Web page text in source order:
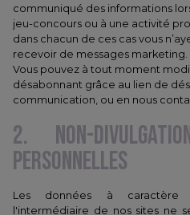
communiqué des informations
jeu-concours ou à une activité
dans chacun de ces cas vous
recevoir de messages marketing.
Vous pouvez à tout moment
désabonnant grâce au lien de
communication, ou en nous
2. NON-
PERSONNELLES
Les données à caractère
l'intermédiaire de nos sites ne